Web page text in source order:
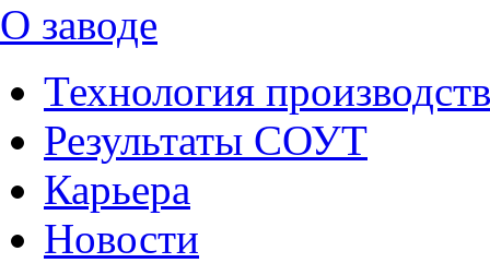
О заводе
Технология
Результаты СОУТ
Карьера
Новости